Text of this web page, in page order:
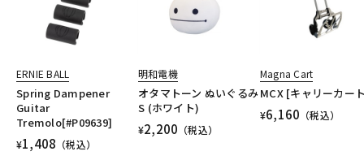
ERNIE BALL
Spring Dampener
Guitar
Tremolo[#P09639]
¥1,408 （税込）
明和電機
オタマトーン ぬいぐるみ
S (ホワイト)
¥2,200 （税込）
Magna Cart
MCX [キャリーカー
¥6,160 （税込）